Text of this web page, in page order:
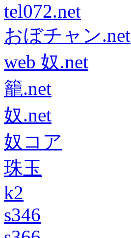
tel072.net
おぼチャン.net
web 奴.net
籠.net
奴.net
奴コア
珠玉
k2
s346